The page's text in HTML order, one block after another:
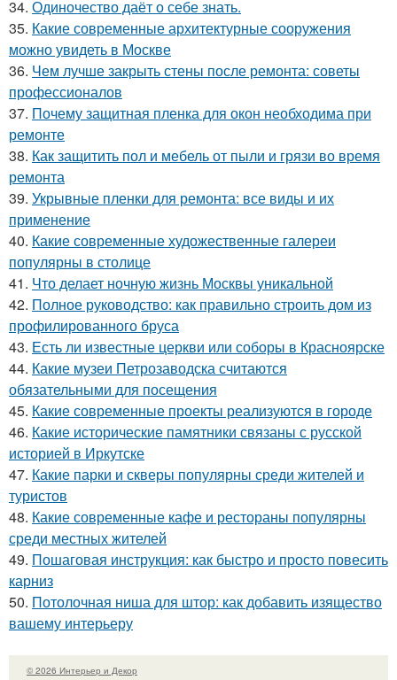
34. Одиночество даёт о себе знать.
35. Какие современные архитектурные сооружения
можно увидеть в Москве
36. Чем лучше закрыть стены после ремонта: советы
профессионалов
37. Почему защитная пленка для окон необходима при
ремонте
38. Как защитить пол и мебель от пыли и грязи во время
ремонта
39. Укрывные пленки для ремонта: все виды и их
применение
40. Какие современные художественные галереи
популярны в столице
41. Что делает ночную жизнь Москвы уникальной
42. Полное руководство: как правильно строить дом из
профилированного бруса
43. Есть ли известные церкви или соборы в Красноярске
44. Какие музеи Петрозаводска считаются
обязательными для посещения
45. Какие современные проекты реализуются в городе
46. Какие исторические памятники связаны с русской
историей в Иркутске
47. Какие парки и скверы популярны среди жителей и
туристов
48. Какие современные кафе и рестораны популярны
среди местных жителей
49. Пошаговая инструкция: как быстро и просто повесить
карниз
50. Потолочная ниша для штор: как добавить изящество
вашему интерьеру
© 2026 Интерьер и Декор